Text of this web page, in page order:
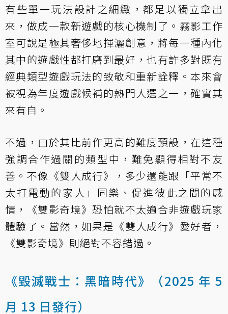
有些單一玩法設計之細緻，都足以獨立拿出
來，做成一款新遊戲的核心機制了。霧影工作
室可說是極其奢侈地揮灑創意，將每一種內化
其中的遊戲性都打磨到最好，也有許多對既有
經典類型遊戲玩法的致敬和重新詮釋。本來會
被視為年度遊戲候補的熱門人選之一，確實其
來有自。
不過，由於其比前作更高的難度預設，在這種
強調合作過關的類型中，難免顯得相對不友
善。不像《雙人成行》，多少還能跟「平常不
太打電動的家人」同樂、促進彼此之間的感
情，《雙影奇境》恐怕就不太適合非遊戲玩家
體驗了。當然，如果是《雙人成行》愛好者，
《雙影奇境》則絕對不容錯過。
《毀滅戰士：黑暗時代》（2025 年 5
月 13 日發行）